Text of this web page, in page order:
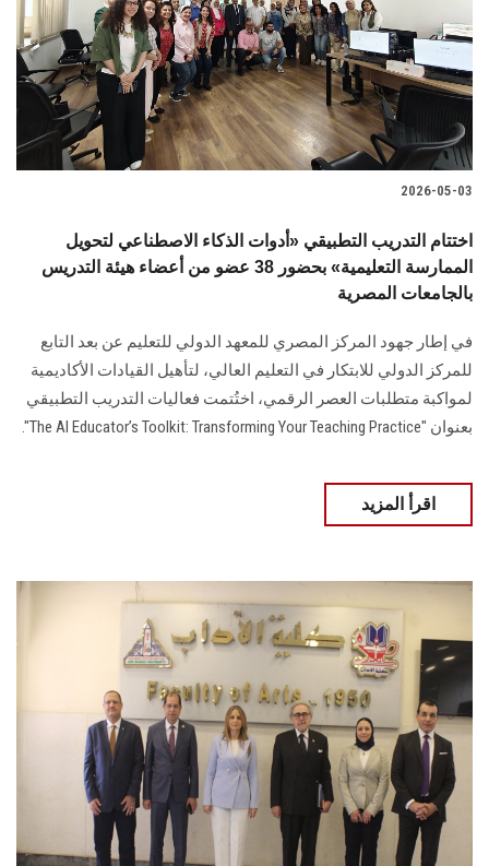
2026-05-03
اختتام التدريب التطبيقي «أدوات الذكاء الاصطناعي لتحويل
الممارسة التعليمية» بحضور 38 عضو من أعضاء هيئة التدريس
بالجامعات المصرية
في إطار جهود المركز المصري للمعهد الدولي للتعليم عن بعد التابع
للمركز الدولي للابتكار في التعليم العالي، لتأهيل القيادات الأكاديمية
لمواكبة متطلبات العصر الرقمي، اختُتمت فعاليات التدريب التطبيقي
بعنوان "The AI Educator’s Toolkit: Transforming Your Teaching Practice".
اقرأ المزيد